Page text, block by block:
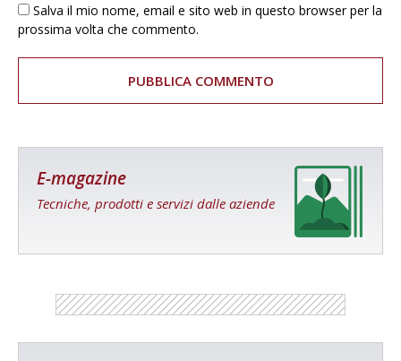
Salva il mio nome, email e sito web in questo browser per la
prossima volta che commento.
E-magazine
Tecniche, prodotti e servizi dalle aziende